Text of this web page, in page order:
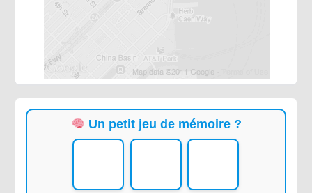
Un petit jeu de mémoire ?